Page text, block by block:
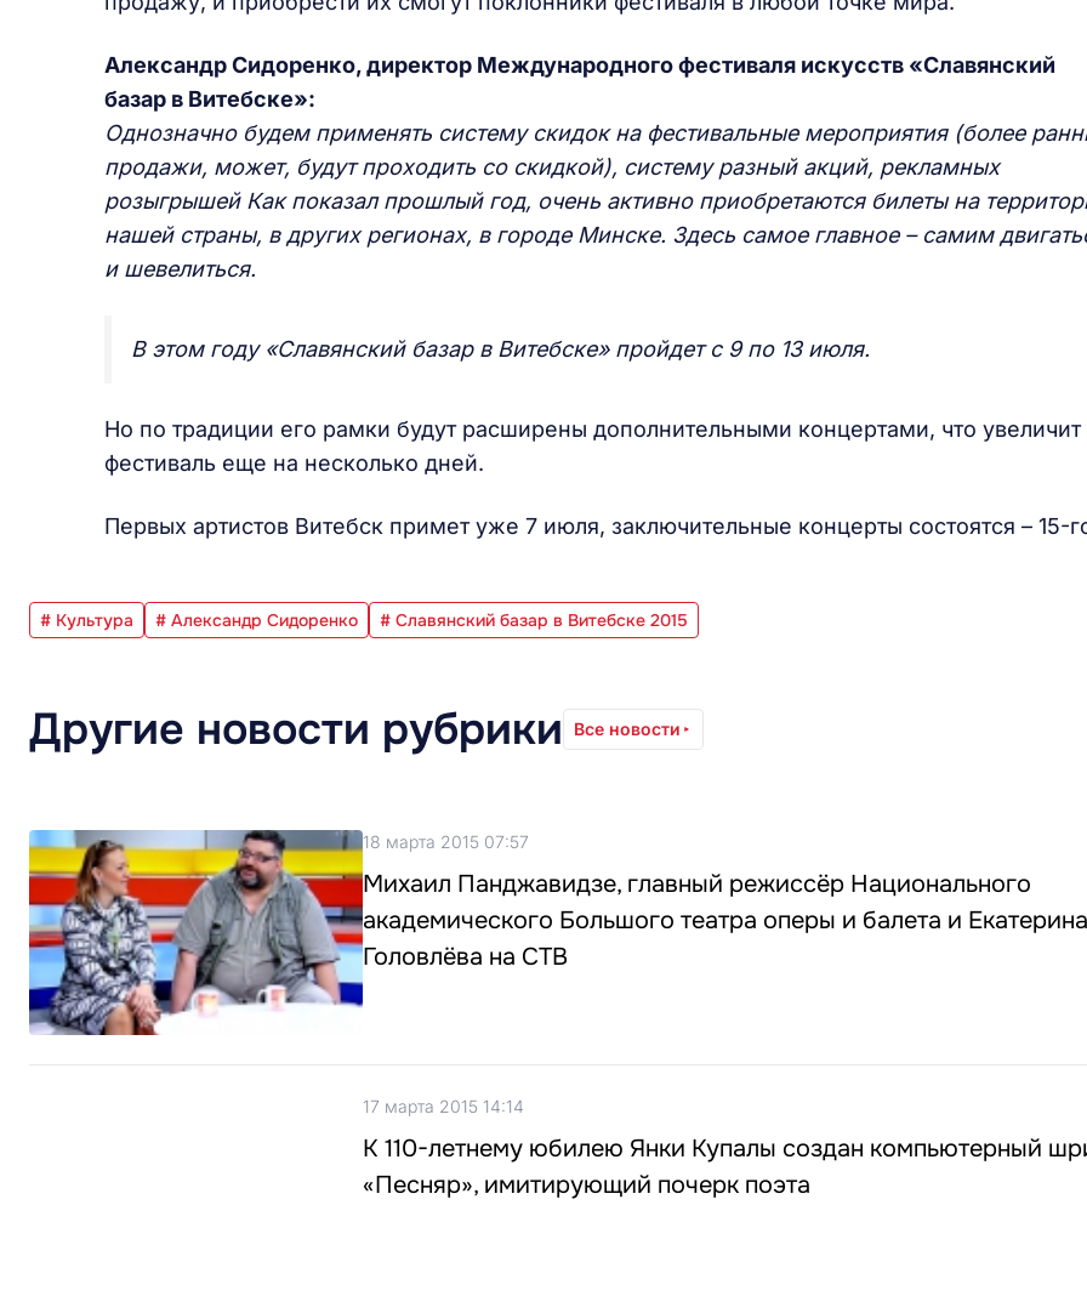
Александр Сидоренко, директор Международного фестиваля искусств «Славянский
базар в Витебске»:
Однозначно будем применять систему скидок на фестивальные мероприятия (более
продажи, может, будут проходить со скидкой), систему разный акций, рекламных
розыгрышей Как показал прошлый год, очень активно приобретаются билеты на
нашей страны, в других регионах, в городе Минске. Здесь самое главное – самим
и шевелиться.
В этом году «Славянский базар в Витебске» пройдет с 9 по 13 июля.
Но по традиции его рамки будут расширены дополнительными концертами, что увеличит
фестиваль еще на несколько дней.
Первых артистов Витебск примет уже 7 июля, заключительные концерты состоятся – 15-
# Культура # Александр Сидоренко # Славянский базар в Витебске 2015
Другие новости рубрики Все новости
18 марта 2015 07:57
Михаил Панджавидзе, главный режиссёр Национального
академического Большого театра оперы и балета и Екатерина
Головлёва на СТВ
17 марта 2015 14:14
К 110-летнему юбилею Янки Купалы создан компьютерный
«Песняр», имитирующий почерк поэта